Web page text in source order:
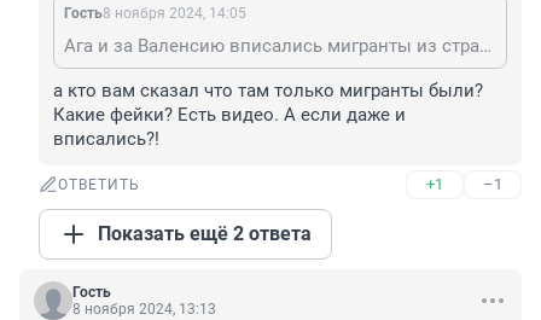
Гость8 ноября 2024, 14:05
Ага и за Валенсию вписались мигранты из стран Ближнего Востока. Вам самому не стыдно такие фейки распространять?
а кто вам сказал что там только мигранты были?
Какие фейки? Есть видео. А если даже и
вписались?!
ОТВЕТИТЬ +1 –1
Показать ещё 2 ответа
Гость
8 ноября 2024, 13:13